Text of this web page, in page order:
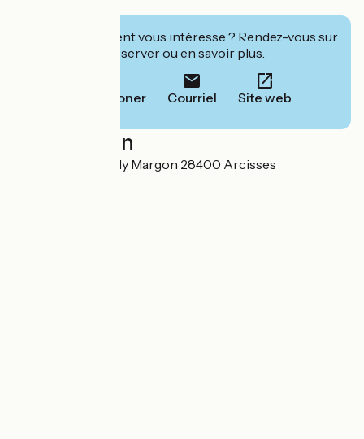
Cet établissement vous intéresse ? Rendez-vous sur
leur site pour réserver ou en savoir plus.
Téléphoner Courriel Site web
Localisation
Manoir du Bois Joly Margon 28400 Arcisses